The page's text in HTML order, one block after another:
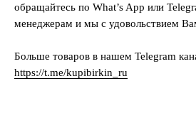
обращайтесь по What’s App или
менеджерам и мы с удовольствием
Больше товаров в нашем Telegram
https://t.me/kupibirkin_ru